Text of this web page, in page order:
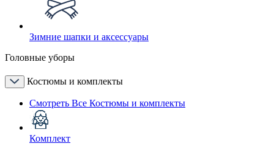
Зимние шапки и аксессуары
Головные уборы
Костюмы и комплекты
Смотреть Все Костюмы и комплекты
Комплект